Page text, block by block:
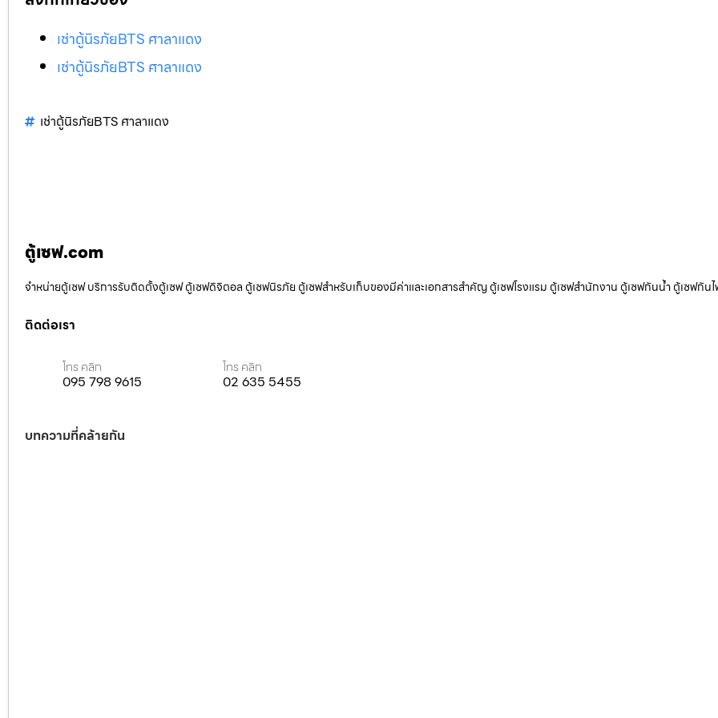
เช่าตู้นิรภัยBTS ศาลาแดง
เช่าตู้นิรภัยBTS ศาลาแดง
เช่าตู้นิรภัยBTS ศาลาแดง
ตู้เซฟ.com
จำหน่ายตู้เซฟ บริการรับติดตั้งตู้เซฟ ตู้เซฟดิจิตอล ตู้เซฟนิรภัย ตู้เซฟสำหรับเก็บของมีค่าและเอกสารสำคัญ ตู้เซฟโรงแรม ตู้เซฟสำนักงาน ตู้เซฟกันน้ำ ตู้เซฟกัน
ติดต่อเรา
โทร คลิก
095 798 9615
โทร คลิก
02 635 5455
บทความที่คล้ายกัน